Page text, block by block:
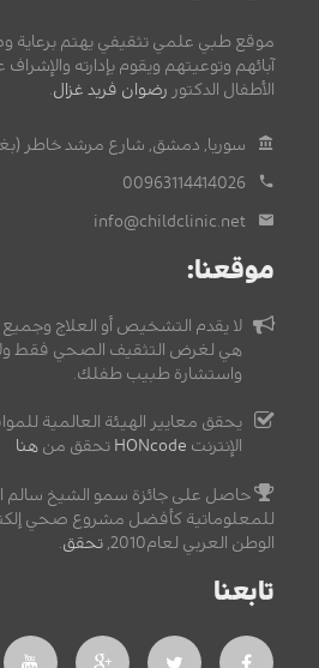
موقع طبي علمي تثقيفي يهتم برعاية
آبائهم وتوعيتهم ويقوم بإدارته
الأطفال الدكتور رضوان فريد غزال
سوريا, دمشق, شارع مرشد خاطر
00963114414026
info@childclinic.net
موقعنا:
لا يقدم التشخيص أو العلاج وجميع
هي لغرض التثقيف الصحي فقط
واستشارة طبيب طفلك.
يحقق معايير الهيئة العالمية
الإنترنت HONcode تحقق من هنا
حاصل على جائزة سمو الشيخ سالم
للمعلوماتية كأفضل مشروع صحي
الوطن العربي لعام2010,
تحقق
تابعنا